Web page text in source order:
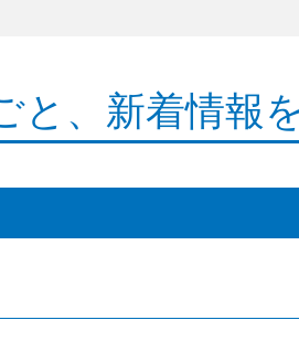
と、新着情報